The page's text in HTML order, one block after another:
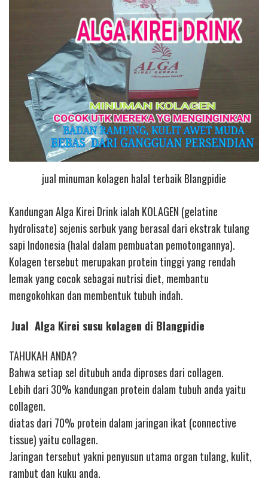
jual minuman kolagen halal terbaik Blangpidie
Kandungan Alga Kirei Drink ialah KOLAGEN (gelatine
hydrolisate) sejenis serbuk yang berasal dari ekstrak tulang
sapi Indonesia (halal dalam pembuatan pemotongannya).
Kolagen tersebut merupakan protein tinggi yang rendah
lemak yang cocok sebagai nutrisi diet, membantu
mengokohkan dan membentuk tubuh indah.
Jual Alga Kirei susu kolagen di Blangpidie
TAHUKAH ANDA?
Bahwa setiap sel ditubuh anda diproses dari collagen.
Lebih dari 30% kandungan protein dalam tubuh anda yaitu
collagen.
diatas dari 70% protein dalam jaringan ikat (connective
tissue) yaitu collagen.
Jaringan tersebut yakni penyusun utama organ tulang, kulit,
rambut dan kuku anda.